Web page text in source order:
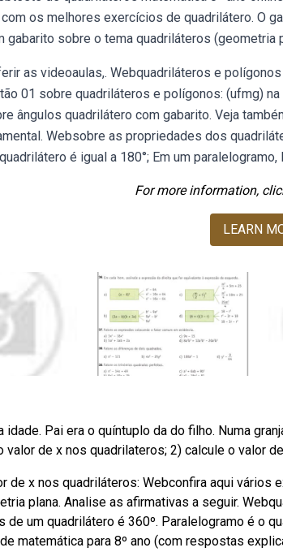
os melhores exercícios de quadrilátero. O
gabarito sobre o tema quadriláteros
as videoaulas,. Webquadriláteros e
01 sobre quadriláteros e polígonos: (ufmg)
ângulos quadrilátero com gabarito. Veja
Websobre as propriedades dos
é igual a 180°; Em um
For more information,
LEARN
idade. Pai era o quíntuplo da do filho. Numa
valor de x nos quadrilateros; 2) calcule o valor
de x nos quadriláteros: Webconfira aqui
plana. Analise as afirmativas a seguir.
de um quadrilátero é 360º. Paralelogramo é o
matemática para 8º ano (com respostas